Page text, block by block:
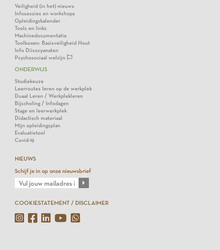
Veiligheid (in het) nieuws
Infosessies en workshops
Opleidingskalender
Tools en links
Machinedocumentatie
Toolboxen: Basisveiligheid Hout
Info Diisocyanaten
Psychosociaal welzijn
ONDERWIJS
Studiekeuze
Leerroutes leren op de werkplek
Duaal Leren / Werkplekleren
Bijscholing / Infodagen
Stage en leerwerkplek
Didactisch materiaal
Mijn opleidingsplan
Evaluatietool
Covid-19
NIEUWS
Schijf je in op onze nieuwsbrief
COOKIESTATEMENT / DISCLAIMER